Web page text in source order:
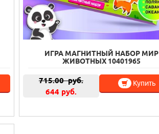
ИГРА МАГНИТНЫЙ НАБОР МИР
ЖИВОТНЫХ 10401965
715.00руб.
644 руб.
Купить